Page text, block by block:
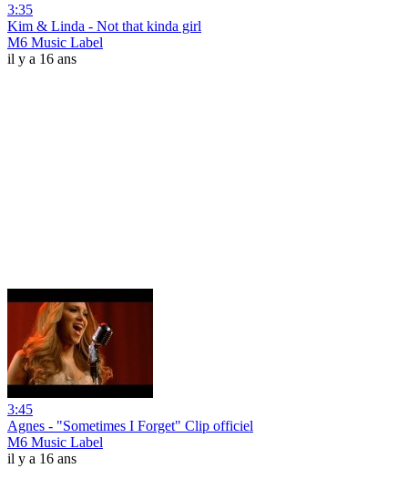
3:35
Kim & Linda - Not that kinda girl
M6 Music Label
il y a 16 ans
3:45
Agnes - "Sometimes I Forget" Clip officiel
M6 Music Label
il y a 16 ans